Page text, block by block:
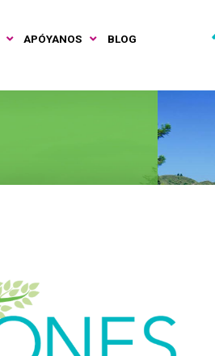
APÓYANOS BLOG